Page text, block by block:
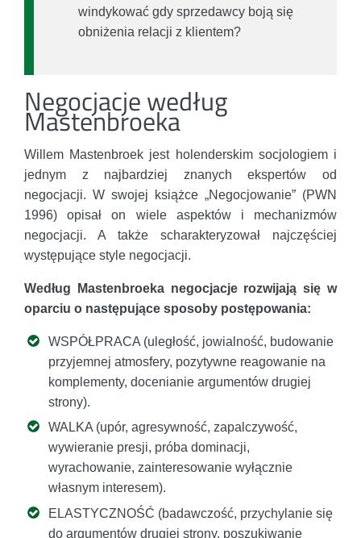
windykować gdy sprzedawcy boją się
obniżenia relacji z klientem?
Negocjacje według
Mastenbroeka
Willem Mastenbroek jest holenderskim socjologiem i
jednym z najbardziej znanych ekspertów od
negocjacji. W swojej książce „Negocjowanie” (PWN
1996) opisał on wiele aspektów i mechanizmów
negocjacji. A także scharakteryzował najczęściej
występujące style negocjacji.
Według Mastenbroeka negocjacje rozwijają się w
oparciu o następujące sposoby postępowania:
WSPÓŁPRACA (uległość, jowialność, budowanie
przyjemnej atmosfery, pozytywne reagowanie na
komplementy, docenianie argumentów drugiej
strony).
WALKA (upór, agresywność, zapalczywość,
wywieranie presji, próba dominacji,
wyrachowanie, zainteresowanie wyłącznie
własnym interesem).
ELASTYCZNOŚĆ (badawczość, przychylanie się
do argumentów drugiej strony, poszukiwanie